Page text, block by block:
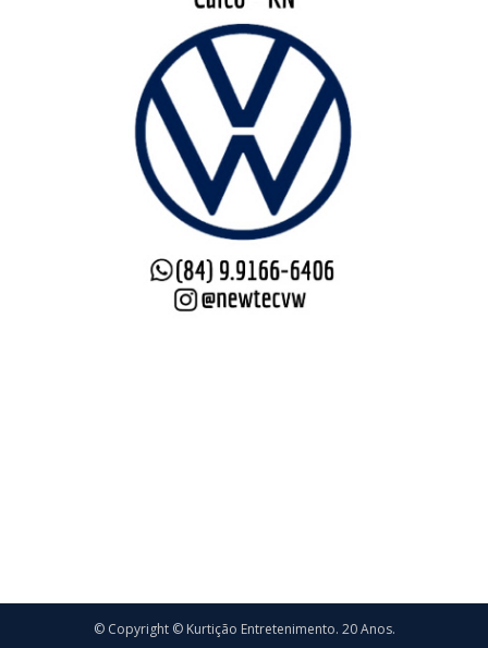
© Copyright © Kurtição Entretenimento. 20 Anos.